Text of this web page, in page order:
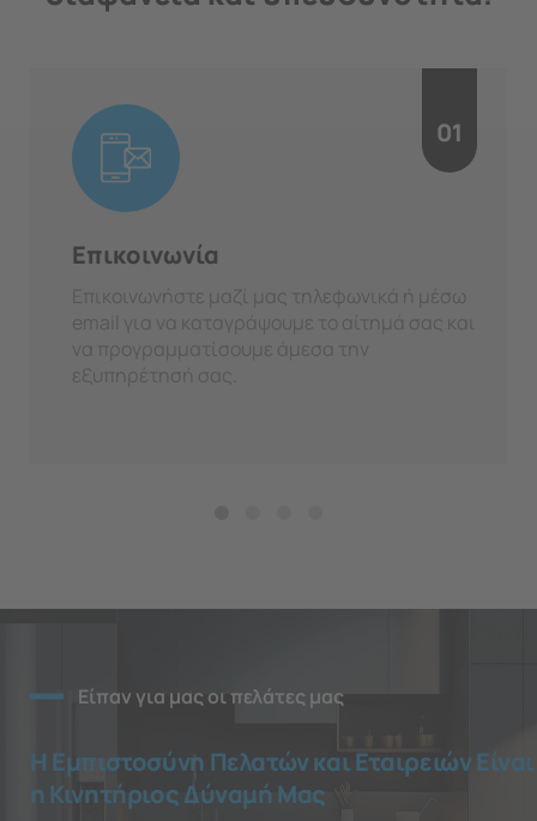
01
Επικοινωνία
Επικοινωνήστε μαζί μας τηλεφωνικά ή μέσω
email για να καταγράψουμε το αίτημά σας και
να προγραμματίσουμε άμεσα την
εξυπηρέτησή σας.
Είπαν για μας οι πελάτες μας
Η Εμπιστοσύνη Πελατών και Εταιρειών Είναι
η Κινητήριος Δύναμή Μας